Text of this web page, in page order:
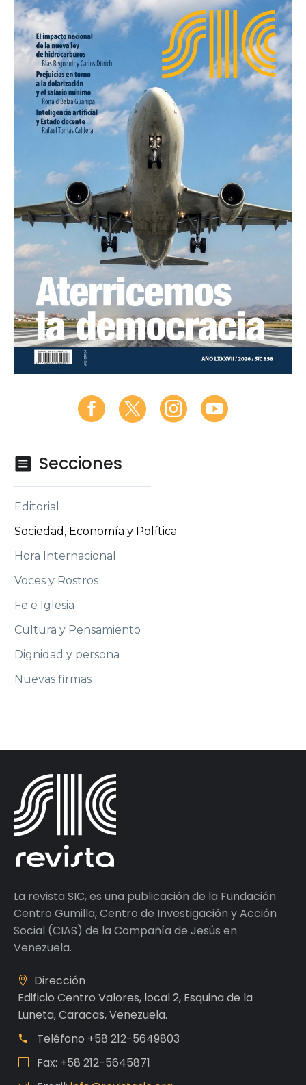
 Secciones
Editorial
Sociedad, Economía y Política
Hora Internacional
Voces y Rostros
Fe e Iglesia
Cultura y Pensamiento
Dignidad y persona
Nuevas firmas
La revista SIC, es una publicación de la Fundación
Centro Gumilla, Centro de Investigación y Acción
Social (CIAS) de la Compañía de Jesús en
Venezuela.
Dirección
Edificio Centro Valores, local 2, Esquina de la
Luneta, Caracas, Venezuela.
Teléfono +58 212-5649803
Fax: +58 212-5645871